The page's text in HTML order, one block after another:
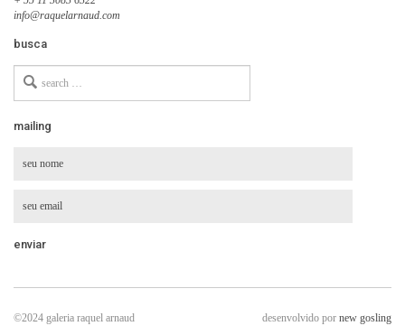
info@raquelarnaud.com
busca
for
mailing
©2024 galeria raquel arnaud desenvolvido por new gosling